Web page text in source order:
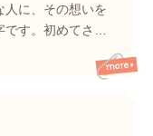
人に、その想いを
です。初めてさ…